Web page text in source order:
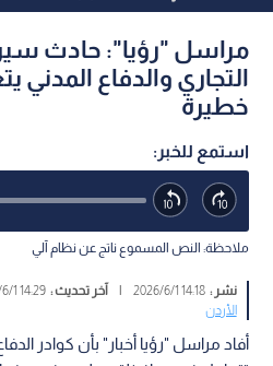
مراسل "رؤيا": حادث
التجاري والدفاع المدني
خطيرة
استمع للخبر:
ملاحظة: النص المسموع ناتج عن نظام آلي
نشر :14:18 2026/6/1
| آخر تحديث :14:29 2026/6/1
الأردن
أفاد مراسل "رؤيا أخبار" بأن كوادر